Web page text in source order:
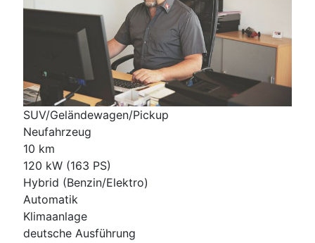
SUV/Geländewagen/Pickup
Neufahrzeug
10 km
120 kW (163 PS)
Hybrid (Benzin/Elektro)
Automatik
Klimaanlage
deutsche Ausführung